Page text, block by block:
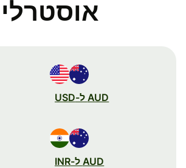
אוסטרלי
AUD ל-USD
AUD ל-INR